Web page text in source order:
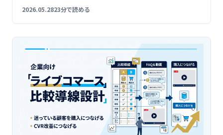
2026.05.2823分で読める